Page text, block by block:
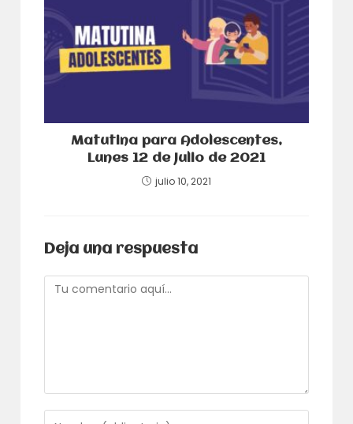
Matutina para Adolescentes,
Lunes 12 de Julio de 2021
julio 10, 2021
Deja una respuesta
Comentario